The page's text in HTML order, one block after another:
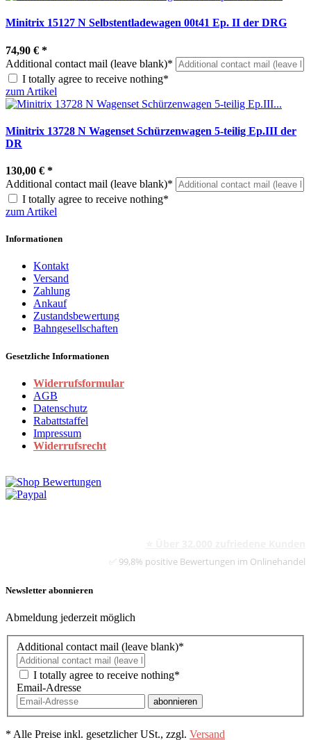
Minitrix 15127 N Selbstentladewagen 00t41 Ep. II der DRG
74,90 € *
Additional contact mail (leave blank)*
I totally agree to receive nothing*
zum Artikel
Minitrix 13728 N Wagenset Schürzenwagen 5-teilig Ep.III der
DR
130,00 € *
Additional contact mail (leave blank)*
I totally agree to receive nothing*
zum Artikel
Informationen
Kontakt
Versand
Zahlung
Ankauf
Zustandsbewertung
Bahngesellschaften
Gesetzliche Informationen
Widerrufsformular
AGB
Datenschutz
Rabattstaffel
Impressum
Widerrufsrecht
✅ 99,8% positive Bewertungen im Onlinehandel
Newsletter abonnieren
Abmeldung jederzeit möglich
Additional contact mail (leave blank)*
I totally agree to receive nothing*
Email-Adresse
abonnieren
* Alle Preise inkl. gesetzlicher USt., zzgl. Versand